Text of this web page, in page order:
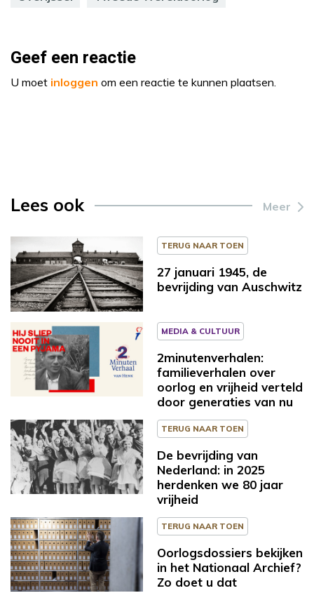
Geef een reactie
U moet inloggen om een reactie te kunnen plaatsen.
Lees ook Meer
TERUG NAAR TOEN
27 januari 1945, de
bevrijding van Auschwitz
MEDIA & CULTUUR
2minutenverhalen:
familieverhalen over
oorlog en vrijheid verteld
door generaties van nu
TERUG NAAR TOEN
De bevrijding van
Nederland: in 2025
herdenken we 80 jaar
vrijheid
TERUG NAAR TOEN
Oorlogsdossiers bekijken
in het Nationaal Archief?
Zo doet u dat